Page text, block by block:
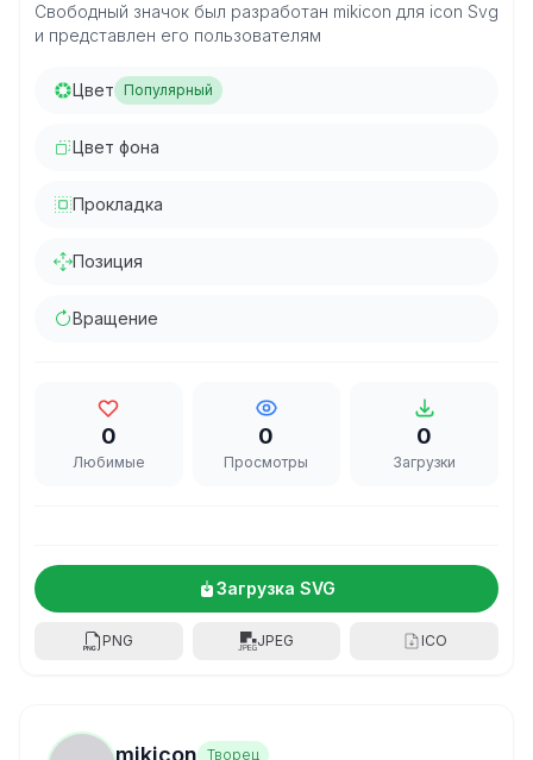
Свободный значок был разработан mikicon для icon Svg
и представлен его пользователям
Цвет Популярный
Цвет фона
Прокладка
Позиция
Вращение
0
Любимые
0
Просмотры
0
Загрузки
Загрузка SVG
PNG JPEG ICO
mikicon Творец